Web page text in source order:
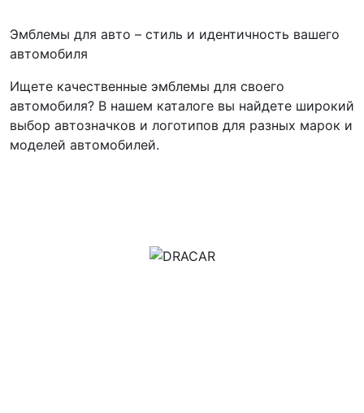
Эмблемы для авто – стиль и идентичность вашего
автомобиля
Ищете качественные эмблемы для своего
автомобиля? В нашем каталоге вы найдете широкий
выбор автозначков и логотипов для разных марок и
моделей автомобилей.